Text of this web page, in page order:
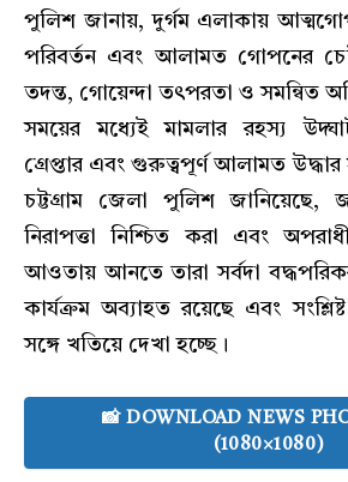
পুলিশ জানায়, দুর্গম এলাকায়
পরিবর্তন এবং আলামত গোপনের
তদন্ত, গোয়েন্দা তৎপরতা ও সমন্বিত
সময়ের মধ্যেই মামলার রহস্য
গ্রেপ্তার এবং গুরুত্বপূর্ণ আলামত উদ্ধার
চট্টগ্রাম জেলা পুলিশ জানিয়েছে,
নিরাপত্তা নিশ্চিত করা এবং
আওতায় আনতে তারা সর্বদা
কার্যক্রম অব্যাহত রয়েছে এবং
সঙ্গে খতিয়ে দেখা হচ্ছে।
📸 DOWNLOAD NEWS
(1080×1080)